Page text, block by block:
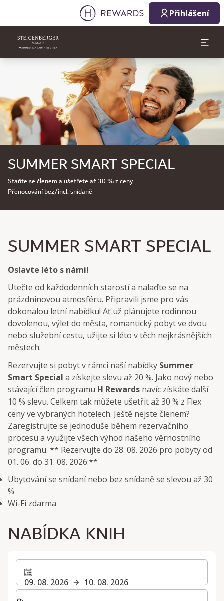
Přihlášení
SUMMER SMART SPECIAL
Staňte se členem a ušetřete až 30 % z ceny
Přenocování bez/incl. snídaně
SUMMER SMART SPECIAL
Oslavte léto s námi!
Utečte od každodenních starostí a nalaďte se na
prázdninovou atmosféru. Připravili jsme pro vás
dokonalou letní nabídku! Ať už plánujete rodinnou
dovolenou, výlet do města, romantický pobyt ve dvou
nebo služební cestu, užijte si léto v těch nejkrásnějších
městech.
Rezervujte si pobyt v rámci naší nabídky Summer
Smart Special a získejte slevu až 20 %. Jako nový nebo
stávající člen programu H Rewards navíc získáte další
10 % slevu. Celkem tak můžete ušetřit až 30 % z Flex
ceny ve vybraných hotelech. Ještě nejste členem?
Zaregistrujte se jednoduše během rezervačního
procesu a využijte všech výhod našeho věrnostního
programu. ** Rezervujte do 28. 08. 2026 pro pobyty od
01. 06. do 31. 08. 2026:**
Ubytování se snídaní nebo bez snídaně se slevou až 30
%
Wi-Fi zdarma
NABÍDKA KNIH
09. 08. 2026
10. 08. 2026
Zvolte počet pokojů a hostů pro svůj pobyt